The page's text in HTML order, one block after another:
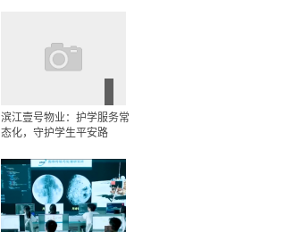
滨江壹号物业：护学服务常
态化，守护学生平安路